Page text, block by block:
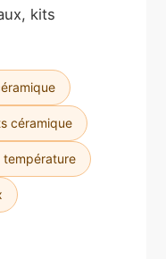
kits
céramique
température